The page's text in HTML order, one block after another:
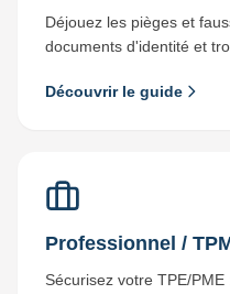
Déjouez les pièges et
documents d'identité et
Découvrir le guide
Professionnel /
Sécurisez votre TPE/